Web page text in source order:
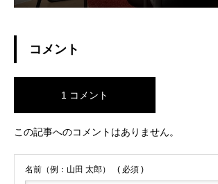
コメント
1 コメント
この記事へのコメントはありません。
名前（例：山田 太郎） ( 必須 )